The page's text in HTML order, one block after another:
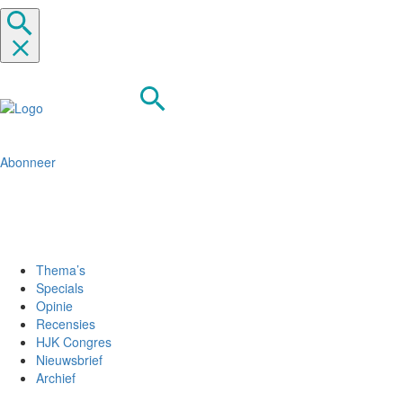
Abonneer
Thema’s
Specials
Opinie
Recensies
HJK Congres
Nieuwsbrief
Archief